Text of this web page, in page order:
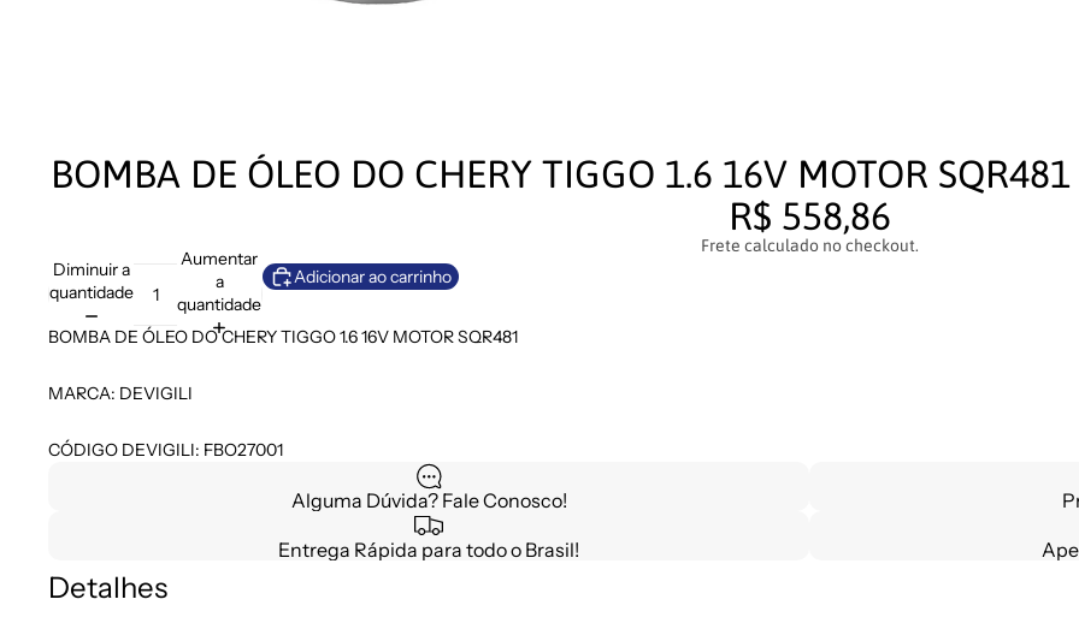
BOMBA DE ÓLEO DO CHERY TIGGO 1.6 16V MOTOR SQR481
R$ 558,86
Frete calculado no checkout.
Diminuir a
quantidade
Aumentar
a
quantidade
Adicionar ao carrinho
BOMBA DE ÓLEO DO CHERY TIGGO 1.6 16V MOTOR SQR481
MARCA: DEVIGILI
CÓDIGO DEVIGILI: FBO27001
Alguma Dúvida? Fale Conosco!
Entrega Rápida para todo o Brasil!
Detalhes